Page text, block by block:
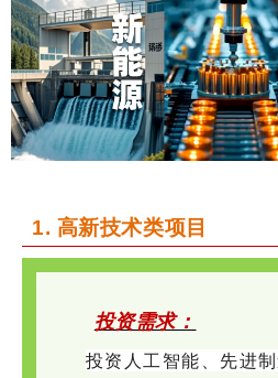
1. 高新技术类项目
投资需求：
投资 人 工智能、先进